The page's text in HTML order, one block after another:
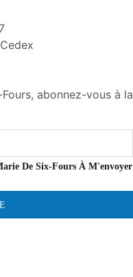
abonnez-vous à la
De Six-Fours À M'envoyer